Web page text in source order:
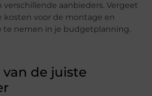
verschillende aanbieders. Vergeet
kosten voor de montage en
te nemen in je budgetplanning.
van de juiste